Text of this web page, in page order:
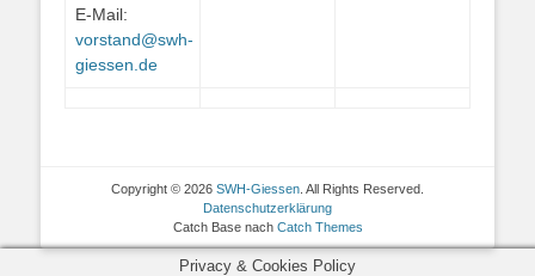
E-Mail:
vorstand@swh-
giessen.de
Copyright © 2026 SWH-Giessen . All Rights Reserved.
Datenschutzerklärung
Catch Base nach Catch Themes
Privacy & Cookies Policy